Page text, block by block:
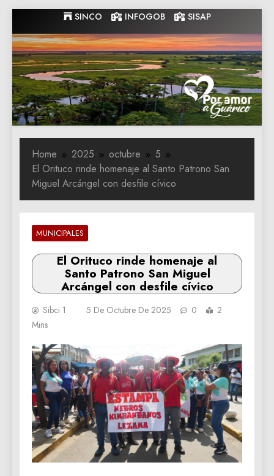
to
content
SINCO INFOGOB SISAP
Gobernacion
de Guarico
Gobernacion de Guarico
Home 2025 octubre
5
El Orituco rinde homenaje al Santo Patrono San
Miguel Arcángel con desfile cívico
MUNICIPALES
El Orituco rinde homenaje al
Santo Patrono San Miguel
Arcángel con desfile cívico
Sibci 1 5 De Octubre De 2025 0
2
Mins